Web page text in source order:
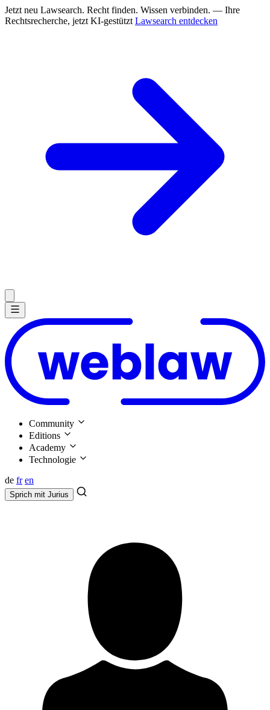
Jetzt neu Lawsearch. Recht finden. Wissen verbinden. — Ihre
Rechtsrecherche, jetzt KI-gestützt Lawsearch entdecken
Community
Editions
Academy
Technologie
de fr en
Sprich mit Jurius